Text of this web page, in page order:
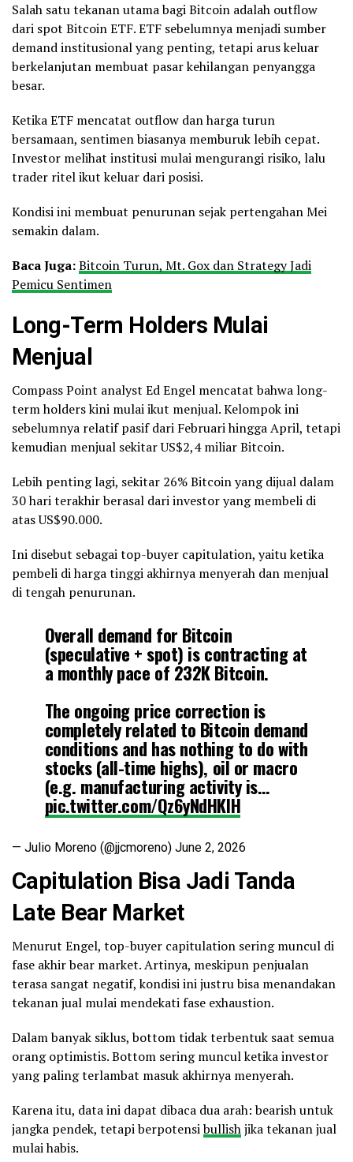
Salah satu tekanan utama bagi Bitcoin adalah outflow
dari spot Bitcoin ETF. ETF sebelumnya menjadi sumber
demand institusional yang penting, tetapi arus keluar
berkelanjutan membuat pasar kehilangan penyangga
besar.
Ketika ETF mencatat outflow dan harga turun
bersamaan, sentimen biasanya memburuk lebih cepat.
Investor melihat institusi mulai mengurangi risiko, lalu
trader ritel ikut keluar dari posisi.
Kondisi ini membuat penurunan sejak pertengahan Mei
semakin dalam.
Baca Juga:Bitcoin Turun, Mt. Gox dan Strategy Jadi
Pemicu Sentimen
Long-Term Holders Mulai
Menjual
Compass Point analyst Ed Engel mencatat bahwa long-
term holders kini mulai ikut menjual. Kelompok ini
sebelumnya relatif pasif dari Februari hingga April, tetapi
kemudian menjual sekitar US$2,4 miliar Bitcoin.
Lebih penting lagi, sekitar 26% Bitcoin yang dijual dalam
30 hari terakhir berasal dari investor yang membeli di
atas US$90.000.
Ini disebut sebagai top-buyer capitulation, yaitu ketika
pembeli di harga tinggi akhirnya menyerah dan menjual
di tengah penurunan.
Overall demand for Bitcoin
(speculative + spot) is contracting at
a monthly pace of 232K Bitcoin.
The ongoing price correction is
completely related to Bitcoin demand
conditions and has nothing to do with
stocks (all-time highs), oil or macro
(e.g. manufacturing activity is…
pic.twitter.com/Qz6yNdHKlH
— Julio Moreno (@jjcmoreno) June 2, 2026
Capitulation Bisa Jadi Tanda
Late Bear Market
Menurut Engel, top-buyer capitulation sering muncul di
fase akhir bear market. Artinya, meskipun penjualan
terasa sangat negatif, kondisi ini justru bisa menandakan
tekanan jual mulai mendekati fase exhaustion.
Dalam banyak siklus, bottom tidak terbentuk saat semua
orang optimistis. Bottom sering muncul ketika investor
yang paling terlambat masuk akhirnya menyerah.
Karena itu, data ini dapat dibaca dua arah: bearish untuk
jangka pendek, tetapi berpotensibullishjika tekanan jual
mulai habis.